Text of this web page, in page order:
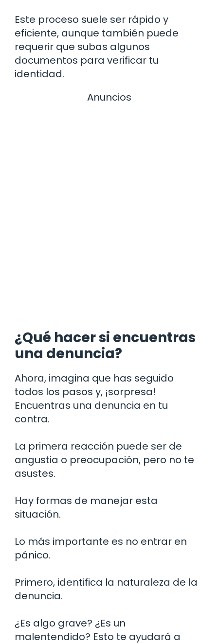
Este proceso suele ser rápido y
eficiente, aunque también puede
requerir que subas algunos
documentos para verificar tu
identidad.
Anuncios
¿Qué hacer si encuentras
una denuncia?
Ahora, imagina que has seguido
todos los pasos y, ¡sorpresa!
Encuentras una denuncia en tu
contra.
La primera reacción puede ser de
angustia o preocupación, pero no te
asustes.
Hay formas de manejar esta
situación.
Lo más importante es no entrar en
pánico.
Primero, identifica la naturaleza de la
denuncia.
¿Es algo grave? ¿Es un
malentendido? Esto te ayudará a